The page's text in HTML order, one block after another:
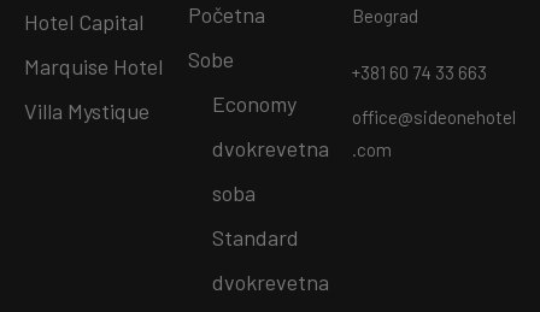
Hotel Capital
Marquise Hotel
Villa Mystique
Početna
Sobe
Economy
dvokrevetna
soba
Standard
dvokrevetna
Beograd
+381 60 74 33 663
office@sideonehotel
.com